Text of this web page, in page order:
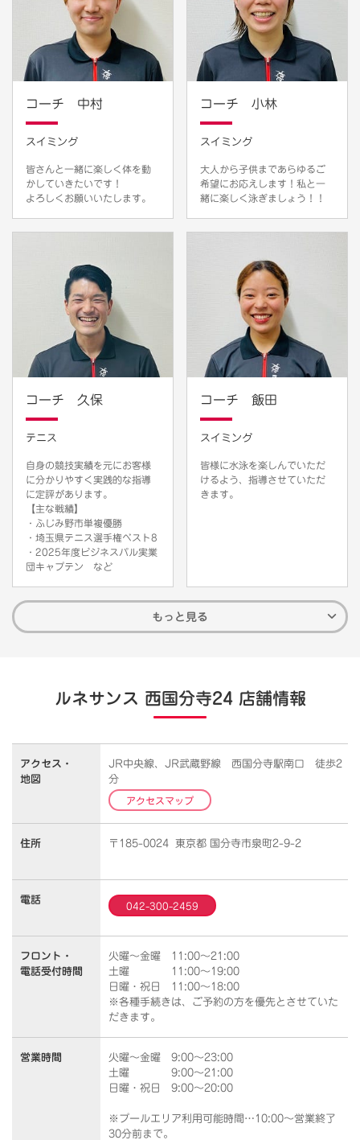
コーチ 中村
スイミング
皆さんと一緒に楽しく体を動
かしていきたいです！
よろしくお願いいたします。
コーチ 小林
スイミング
大人から子供まであらゆるご
希望にお応えします！私と一
緒に楽しく泳ぎましょう！！
コーチ 久保
テニス
自身の競技実績を元にお客様
に分かりやすく実践的な指導
に定評があります。
【主な戦績】
・ふじみ野市単複優勝
・埼玉県テニス選手権ベスト8
・2025年度ビジネスパル実業
団キャプテン など
コーチ 飯田
スイミング
皆様に水泳を楽しんでいただ
けるよう、指導させていただ
きます。
もっと見る
ルネサンス 西国分寺24 店舗情報
アクセス・
地図
JR中央線、JR武蔵野線 西国分寺駅南口 徒歩2
分
アクセスマップ
住所 〒185-0024 東京都 国分寺市泉町2-9-2
電話
042-300-2459
フロント・
電話受付時間
火曜～金曜 11:00～21:00
土曜 11:00～19:00
日曜・祝日 11:00～18:00
※各種手続きは、ご予約の方を優先とさせていた
だきます。
営業時間
火曜～金曜 9:00～23:00
土曜 9:00～21:00
日曜・祝日 9:00～20:00
※プールエリア利用可能時間…10:00～営業終了
30分前まで。